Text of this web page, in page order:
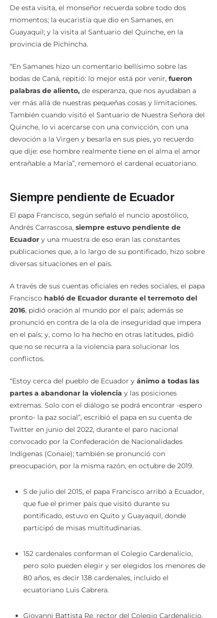
De esta visita, el monseñor recuerda sobre todo dos
momentos; la eucaristía que dio en Samanes, en
Guayaquil; y la visita al Santuario del Quinche, en la
“En Samanes hizo un comentario bellísimo sobre las
bodas de Caná, repitió: lo mejor está por venir,
fueron
palabras de aliento,
de esperanza, que nos ayudaban a
ver más allá de nuestras pequeñas cosas y limitaciones.
También cuando visitó el Santuario de Nuestra Señora del
Quinche, lo vi acercarse con una convicción, con una
devoción a la Virgen y besarla en sus pies, yo recuerdo
que dije: ese hombre realmente tiene en el alma el amor
Siempre pendiente de Ecuador
El papa Francisco, según señaló el nuncio apostólico,
Andrés Carrascosa,
siempre estuvo pendiente de
Ecuador
y una muestra de eso eran las constantes
publicaciones que, a lo largo de su pontificado, hizo sobre
A través de sus cuentas oficiales en redes sociales, el papa
Franciscohabló de Ecuador durante el terremoto del
, pidió oración al mundo por el país; además se
pronunció en contra de la ola de inseguridad que impera
en el país; y, como lo ha hecho en otras latitudes, pidió
que no se recurra a la violencia para solucionar los
“Estoy cerca del pueblo de Ecuador y
ánimo a todas las
partes a abandonar la violencia
y las posiciones
extremas. Solo con el diálogo se podrá encontrar -espero
pronto- la paz social”, escribió el papa en su cuenta de
Twitter en junio del 2022, durante el paro nacional
convocado por la Confederación de Nacionalidades
Indígenas (Conaie); también se pronunció con
5 de julio del 2015, el papa Francisco arribó a Ecuador,
que fue el primer país que visitó durante su
pontificado, estuvo en Quito y Guayaquil, donde
152 cardenales conforman el Colegio Cardenalicio,
pero solo pueden elegir y ser elegidos los menores de
80 años, es decir 138 cardenales, incluido el